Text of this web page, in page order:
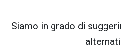
la mappa delle partenze.
Siamo in grado di